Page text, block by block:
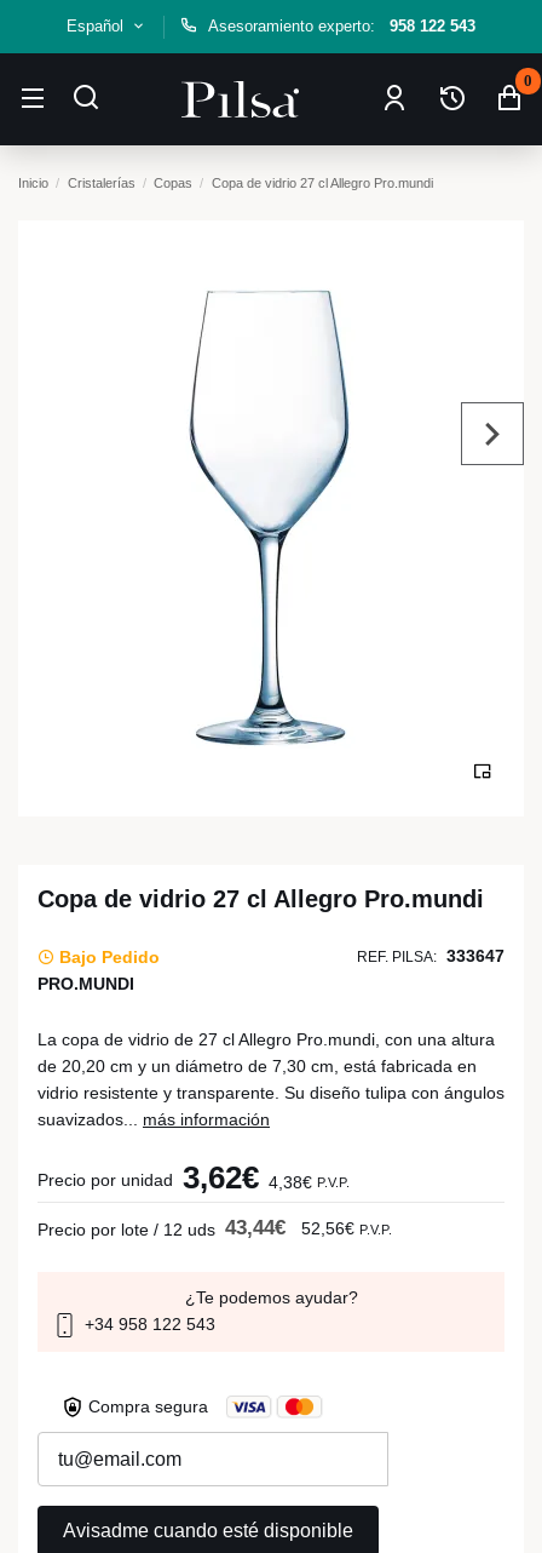
Español Asesoramiento experto: 958 122 543
0
Inicio Cristalerías Copas Copa de vidrio 27 cl Allegro Pro.mundi
Copa de vidrio 27 cl Allegro Pro.mundi
Bajo Pedido REF. PILSA: 333647
PRO.MUNDI
La copa de vidrio de 27 cl Allegro Pro.mundi, con una altura
de 20,20 cm y un diámetro de 7,30 cm, está fabricada en
vidrio resistente y transparente. Su diseño tulipa con ángulos
suavizados... más información
Precio por unidad 3,62€ 4,38€ P.V.P.
Precio por lote / 12 uds 43,44€ 52,56€ P.V.P.
¿Te podemos ayudar?
+34 958 122 543
Compra segura